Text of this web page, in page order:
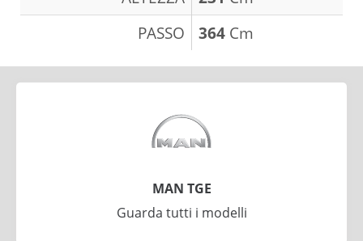
PASSO
364 Cm
MAN TGE
Guarda tutti i modelli